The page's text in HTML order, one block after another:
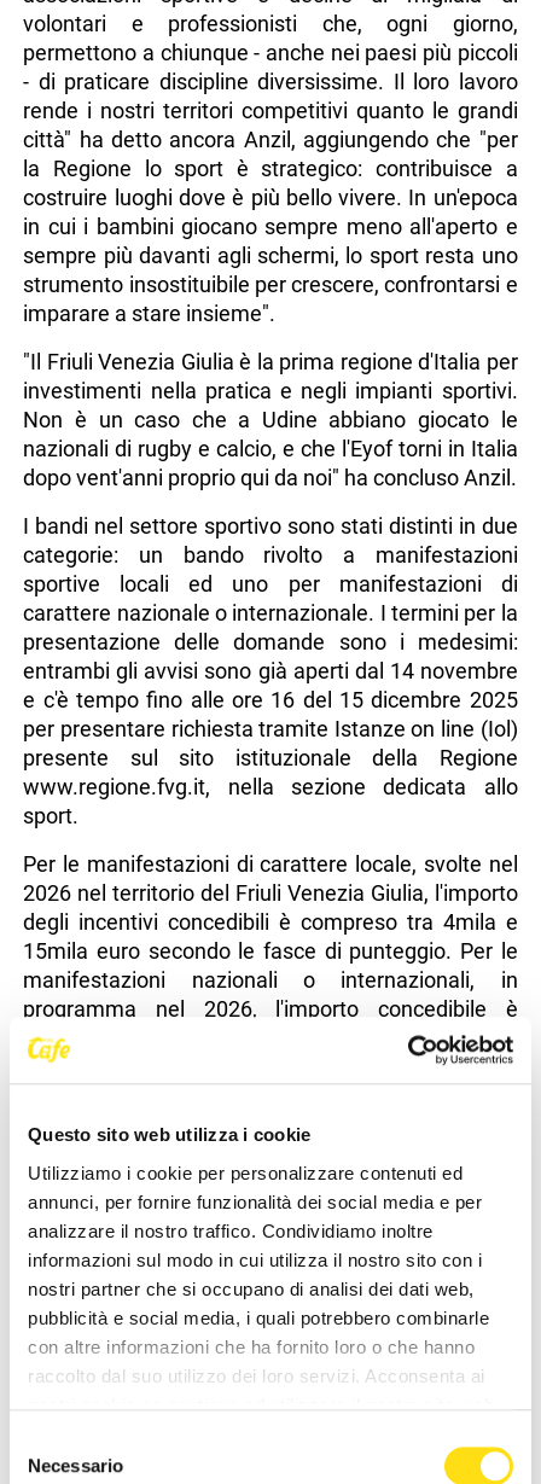
Questo sito web utilizza i cookie
Utilizziamo i cookie per personalizzare contenuti ed
annunci, per fornire funzionalità dei social media e per
analizzare il nostro traffico. Condividiamo inoltre
informazioni sul modo in cui utilizza il nostro sito con i
nostri partner che si occupano di analisi dei dati web,
pubblicità e social media, i quali potrebbero combinarle
con altre informazioni che ha fornito loro o che hanno
raccolto dal suo utilizzo dei loro servizi. Acconsenta ai
delNecessario
Lo ha detto il vicegovernatore con delega allo Sport
Mario Anzil aprendo i lavori dell'Infoday per
presentare i bandi per la concessione di contributi
per l'organizzazione di manifestazioni sportive,
agonistiche e amatoriali, nel territorio del Friuli
Venezia Giulia. L'evento si è svolto all'auditorium
Comelli nella sede della Regione a Udine, alla
presenza anche del presidente del Coni Fvg Andrea
Marcon.
"In Friuli Venezia Giulia contiamo oltre 3mila
volontari e professionisti che, ogni giorno,
permettono a chiunque - anche nei paesi più piccoli
- di praticare discipline diversissime. Il loro lavoro
rende i nostri territori competitivi quanto le grandi
città" ha detto ancora Anzil, aggiungendo che "per
costruire luoghi dove è più bello vivere. In un'epoca
in cui i bambini giocano sempre meno all'aperto e
sempre più davanti agli schermi, lo sport resta uno
strumento insostituibile per crescere, confrontarsi e
imparare a stare insieme".
"Il Friuli Venezia Giulia è la prima regione d'Italia per
investimenti nella pratica e negli impianti sportivi.
Non è un caso che a Udine abbiano giocato le
nazionali di rugby e calcio, e che l'Eyof torni in Italia
dopo vent'anni proprio qui da noi" ha concluso Anzil.
I bandi nel settore sportivo sono stati distinti in due
categorie: un bando rivolto a manifestazioni
sportive locali ed uno per manifestazioni di
carattere nazionale o internazionale. I termini per la
presentazione delle domande sono i medesimi:
entrambi gli avvisi sono già aperti dal 14 novembre
e c'è tempo fino alle ore 16 del 15 dicembre 2025
per presentare richiesta tramite Istanze on line (Iol)
www.regione.fvg.it, nella sezione dedicata allo
Per le manifestazioni di carattere locale, svolte nel
2026 nel territorio del Friuli Venezia Giulia, l'importo
degli incentivi concedibili è compreso tra 4mila e
15mila euro secondo le fasce di punteggio. Per le
manifestazioni nazionali o internazionali, in
programma nel 2026, l'importo concedibile è
compreso tra 15mila euro e 60mila euro secondo le
fasce di punteggio. Per entrambi i bandi l'incentivo
della spesa ammessa. L'importo dell'incentivo